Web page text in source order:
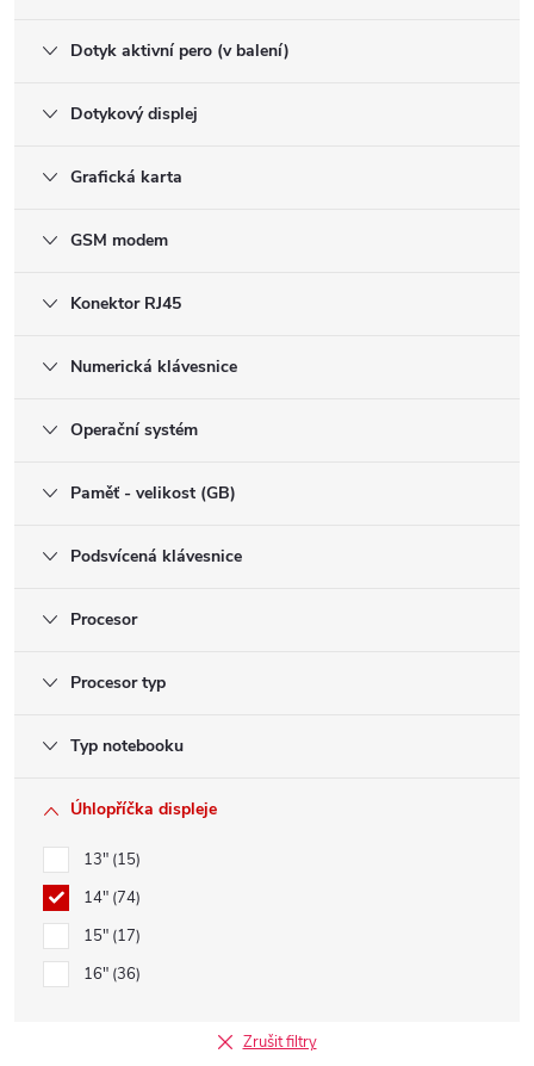
Dotyk aktivní pero (v balení)
Dotykový displej
Grafická karta
GSM modem
Konektor RJ45
Numerická klávesnice
Operační systém
Paměť - velikost (GB)
Podsvícená klávesnice
Procesor
Procesor typ
Typ notebooku
Úhlopříčka displeje
13" 15
14" 74
15" 17
16" 36
Zrušit filtry